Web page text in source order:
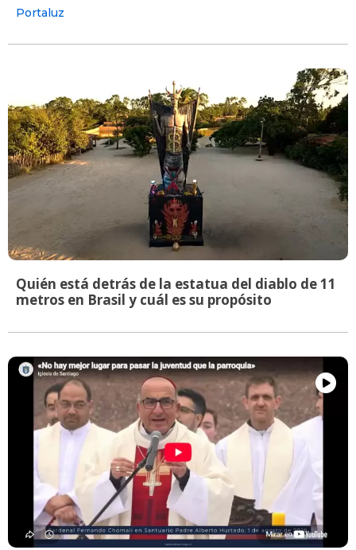
Portaluz
Quién está detrás de la estatua del diablo de 11
metros en Brasil y cuál es su propósito